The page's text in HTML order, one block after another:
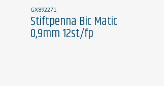
GX892271
Stiftpenna Bic Matic
0,9mm 12st/fp